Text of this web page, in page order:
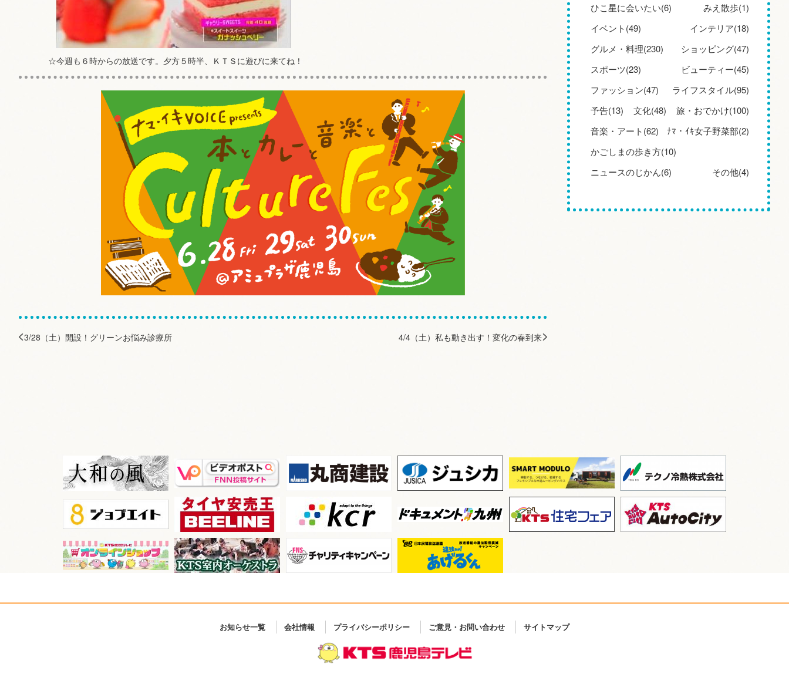
☆今週も６時からの放送です。夕方５時半、ＫＴＳに遊びに来てね！
3/28（土）開設！グリーンお悩み診療所 4/4（土）私も動き出す！変化の春到来
ひこ星に会いたい(6)
みえ散歩(1)
イベント(49)
インテリア(18)
グルメ・料理(230)
ショッピング(47)
スポーツ(23)
ビューティー(45)
ファッション(47)
ライフスタイル(95)
予告(13)
文化(48)
旅・おでかけ(100)
音楽・アート(62)
ﾅﾏ・ｲｷ女子野菜部(2)
かごしまの歩き方(10)
ニュースのじかん(6)
その他(4)
お知らせ一覧 会社情報 プライバシーポリシー ご意見・お問い合わせ サイトマップ